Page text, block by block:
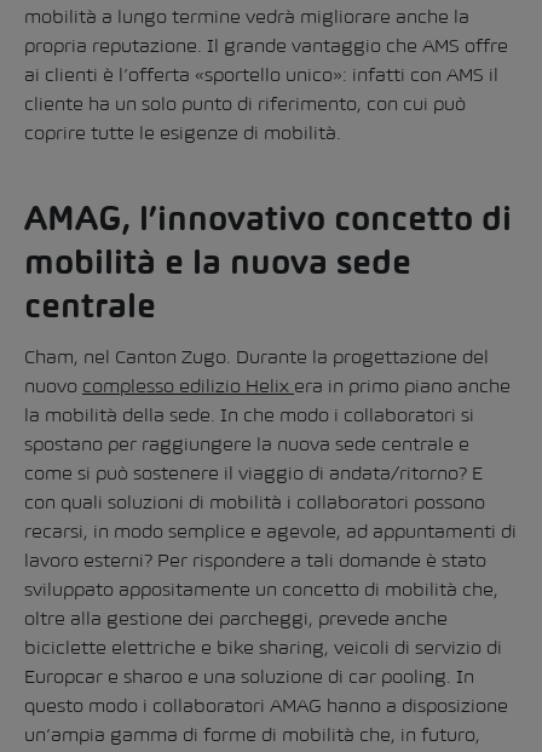
mobilità a lungo termine vedrà migliorare anche la
propria reputazione. Il grande vantaggio che AMS offre
ai clienti è l’offerta «sportello unico»: infatti con AMS il
cliente ha un solo punto di riferimento, con cui può
coprire tutte le esigenze di mobilità.
AMAG, l’innovativo concetto di
mobilità e la nuova sede
centrale
Cham, nel Canton Zugo. Durante la progettazione del
nuovo complesso edilizio Helix era in primo piano anche
la mobilità della sede. In che modo i collaboratori si
spostano per raggiungere la nuova sede centrale e
come si può sostenere il viaggio di andata/ritorno? E
con quali soluzioni di mobilità i collaboratori possono
recarsi, in modo semplice e agevole, ad appuntamenti di
lavoro esterni? Per rispondere a tali domande è stato
sviluppato appositamente un concetto di mobilità che,
oltre alla gestione dei parcheggi, prevede anche
biciclette elettriche e bike sharing, veicoli di servizio di
Europcar e sharoo e una soluzione di car pooling. In
questo modo i collaboratori AMAG hanno a disposizione
un’ampia gamma di forme di mobilità che, in futuro,